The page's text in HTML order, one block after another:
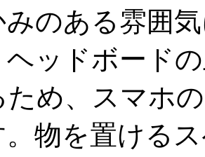
みのある雰囲
ヘッドボード
ため、スマホ
物を置ける